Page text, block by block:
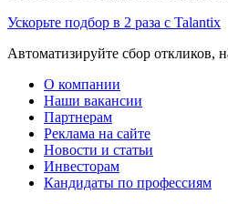
Ускорьте подбор в 2 раза с Talantix
Автоматизируйте сбор откликов,
О компании
Наши вакансии
Партнерам
Реклама на сайте
Новости и статьи
Инвесторам
Кандидаты по профессиям